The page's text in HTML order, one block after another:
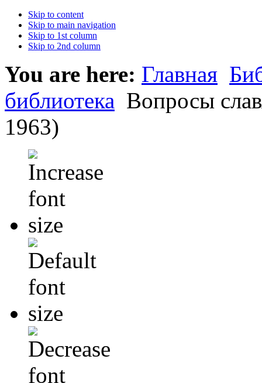
Skip to content
Skip to main navigation
Skip to 1st column
Skip to 2nd column
You are here: Главная
библиотека Вопросы
1963)